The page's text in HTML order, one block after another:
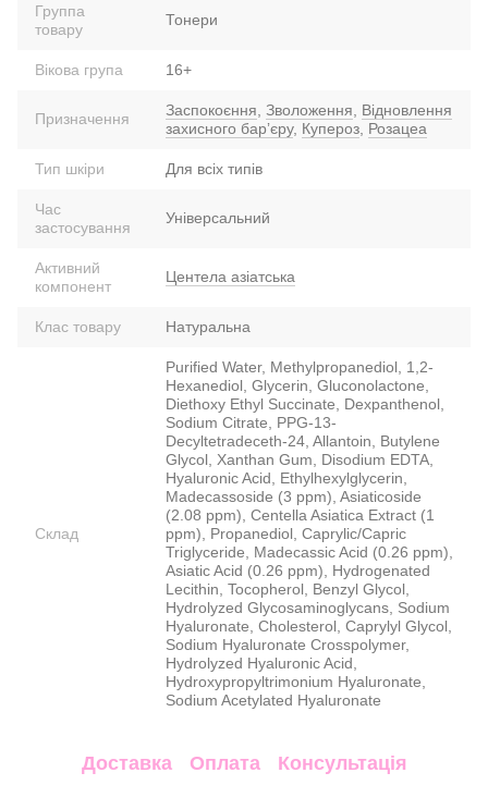
Группа
товару
Тонери
Вікова група 16+
Призначення Заспокоєння Зволоження
Відновлення
захисного барʼєру, Купероз Розацеа
Тип шкіри Для всіх типів
Час
застосування
Універсальний
Активний
компонент
Центела азіатська
Клас товару Натуральна
Склад
Purified Water, Methylpropanediol, 1,2-
Hexanediol, Glycerin, Gluconolactone,
Diethoxy Ethyl Succinate, Dexpanthenol,
Sodium Citrate, PPG-13-
Decyltetradeceth-24, Allantoin, Butylene
Glycol, Xanthan Gum, Disodium EDTA,
Hyaluronic Acid, Ethylhexylglycerin,
Madecassoside (3 ppm), Asiaticoside
(2.08 ppm), Centella Asiatica Extract (1
ppm), Propanediol, Caprylic/Capric
Triglyceride, Madecassic Acid (0.26 ppm),
Asiatic Acid (0.26 ppm), Hydrogenated
Lecithin, Tocopherol, Benzyl Glycol,
Hydrolyzed Glycosaminoglycans, Sodium
Hyaluronate, Cholesterol, Caprylyl Glycol,
Sodium Hyaluronate Crosspolymer,
Hydrolyzed Hyaluronic Acid,
Hydroxypropyltrimonium Hyaluronate,
Sodium Acetylated Hyaluronate
Доставка Оплата Консультація